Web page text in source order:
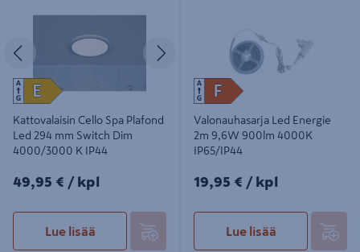
Edellinen
Kattovalaisin Cello Spa Plafond
Led 294 mm Switch Dim
4000/3000 K IP44
49,95€/kpl
49,95 € / kpl
Lue lisää
Valonauhasarja Led Energie
2m 9,6W 900lm 4000K
IP65/IP44
19,95€/kpl
19,95 € / kpl
Lue lisää